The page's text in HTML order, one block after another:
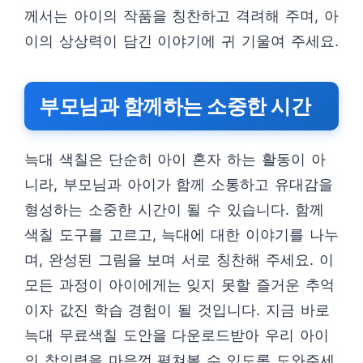
께서는 아이의 작품을 칭찬하고 격려해 주며, 아
이의 상상력이 담긴 이야기에 귀 기울여 주세요.
부모님과 함께하는 소중한 시간
늑대 색칠은 단순히 아이 혼자 하는 활동이 아
니라, 부모님과 아이가 함께 소통하고 유대감을
형성하는 소중한 시간이 될 수 있습니다. 함께
색칠 도구를 고르고, 늑대에 대한 이야기를 나누
며, 완성된 그림을 보며 서로 칭찬해 주세요. 이
모든 과정이 아이에게는 잊지 못할 즐거운 추억
이자 값진 학습 경험이 될 것입니다. 지금 바로
늑대 무료색칠 도안을 다운로드받아 우리 아이